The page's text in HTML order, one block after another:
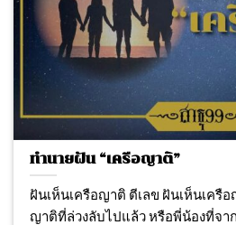
ทำนายฝัน “เครือญาติ”
ฝันเห็นเครือญาติ ตีเลข ฝันเห็นเครื
ญาติที่ล่วงลับไปแล้ว หรือพี่น้องที่จา